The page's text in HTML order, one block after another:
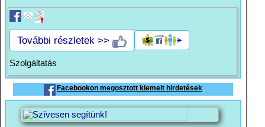
További részletek >>
Szolgáltatás
Facebookon megosztott kiemelt hirdetések